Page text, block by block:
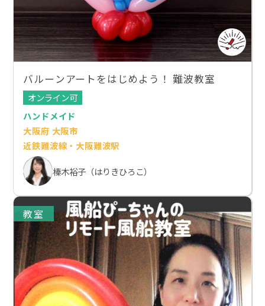
バルーンアートをはじめよう！ 難波教室
オンライン可
ハンドメイド
大阪府 大阪市
近鉄難波線・大阪難波駅
榛木裕子（はりきひろこ）
教室